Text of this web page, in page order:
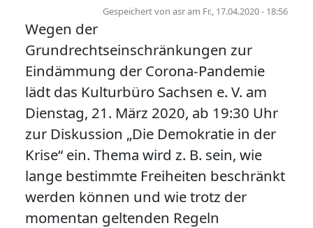
Gespeichert von asram Fr., 17.04.2020 - 18:56
Wegen der
Grundrechtseinschränkungen zur
Eindämmung der Corona-Pandemie
lädt das Kulturbüro Sachsen e. V. am
Dienstag, 21. März 2020, ab 19:30 Uhr
zur Diskussion „Die Demokratie in der
Krise“ ein. Thema wird z. B. sein, wie
lange bestimmte Freiheiten beschränkt
werden können und wie trotz der
momentan geltenden Regeln